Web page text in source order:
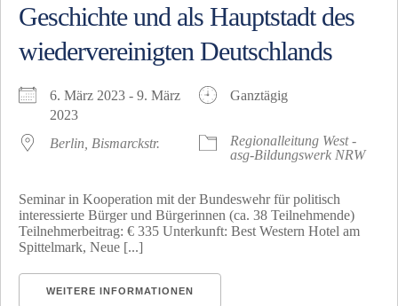
Geschichte und als Hauptstadt des
wiedervereinigten Deutschlands
6. März 2023 - 9. März
2023
Ganztägig
Berlin, Bismarckstr.
Regionalleitung West -
asg-Bildungswerk NRW
Seminar in Kooperation mit der Bundeswehr für politisch
interessierte Bürger und Bürgerinnen (ca. 38 Teilnehmende)
Teilnehmerbeitrag: € 335 Unterkunft: Best Western Hotel am
Spittelmark, Neue [...]
WEITERE INFORMATIONEN